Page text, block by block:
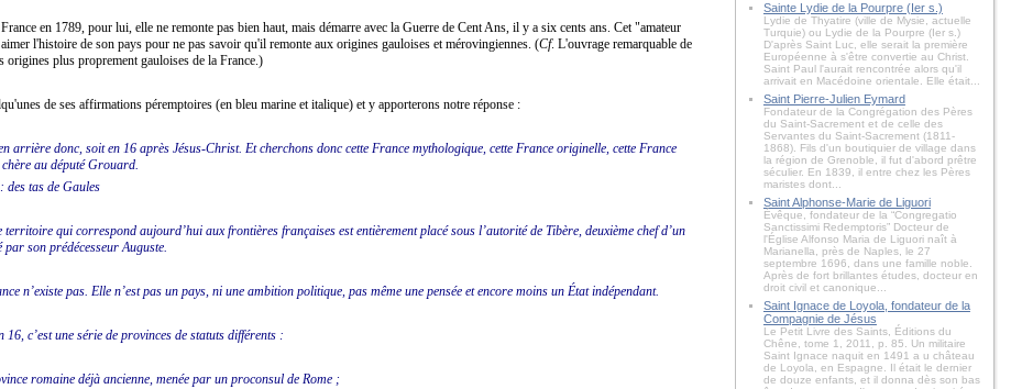
en 1789, pour lui, elle ne remonte pas bien haut, mais démarre avec la Guerre de Cent Ans, il y a six cents ans. Cet "amateur
l'histoire de son pays pour ne pas savoir qu'il remonte aux origines gauloises et mérovingiennes. (Cf. L'ouvrage remarquable de
origines plus proprement gauloises de la France.)
de ses affirmations péremptoires (en bleu marine et italique) et y apporterons notre réponse :
arrière donc, soit en 16 après Jésus-Christ. Et cherchons donc cette France mythologique, cette France originelle, cette France
au député Grouard.
des tas de Gaules
territoire qui correspond aujourd’hui aux frontières françaises est entièrement placé sous l’autorité de Tibère, deuxième chef d’un
son prédécesseur Auguste.
n’existe pas. Elle n’est pas un pays, ni une ambition politique, pas même une pensée et encore moins un État indépendant.
16, c’est une série de provinces de statuts différents :
romaine déjà ancienne, menée par un proconsul de Rome ;
Sainte Lydie de la Pourpre (Ier s.)
Lydie de Thyatire (ville de Mysie, actuelle
Turquie) ou Lydie de la Pourpre (Ier s.)
D'après Saint Luc, elle serait la première
Européenne à s'être convertie au Christ.
Saint Paul l'aurait rencontrée alors qu'il
arrivait en Macédoine orientale. Elle était...
Saint Pierre-Julien Eymard
Fondateur de la Congrégation des Pères
du Saint-Sacrement et de celle des
Servantes du Saint-Sacrement (1811-
1868). Fils d'un boutiquier de village dans
la région de Grenoble, il fut d'abord prêtre
séculier. En 1839, il entre chez les Pères
maristes dont...
Saint Alphonse-Marie de Liguori
Évêque, fondateur de la “Congregatio
Sanctissimi Redemptoris” Docteur de
l'Église Alfonso Maria de Liguori naît à
Marianella, près de Naples, le 27
septembre 1696, dans une famille noble.
Après de fort brillantes études, docteur en
droit civil et canonique...
Saint Ignace de Loyola, fondateur de la
Compagnie de Jésus
Le Petit Livre des Saints, Éditions du
Chêne, tome 1, 2011, p. 85. Un militaire
Saint Ignace naquit en 1491 a u château
de Loyola, en Espagne. Il était le dernier
de douze enfants, et il donna dès son bas